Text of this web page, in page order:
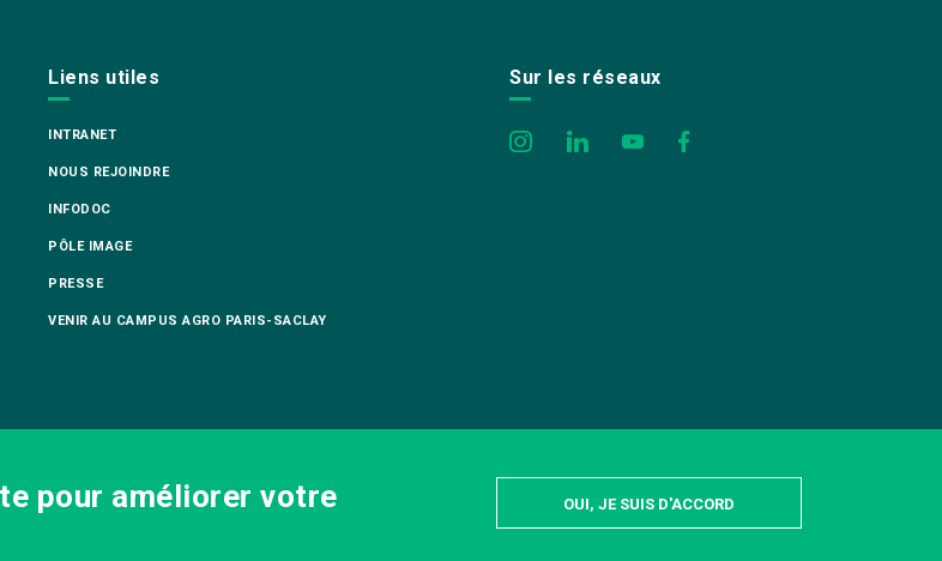
Liens utiles
INTRANET
NOUS REJOINDRE
INFODOC
PÔLE IMAGE
PRESSE
VENIR AU CAMPUS AGRO PARIS-SACLAY
Sur les réseaux
pour améliorer votre
OUI, JE SUIS D'ACCORD